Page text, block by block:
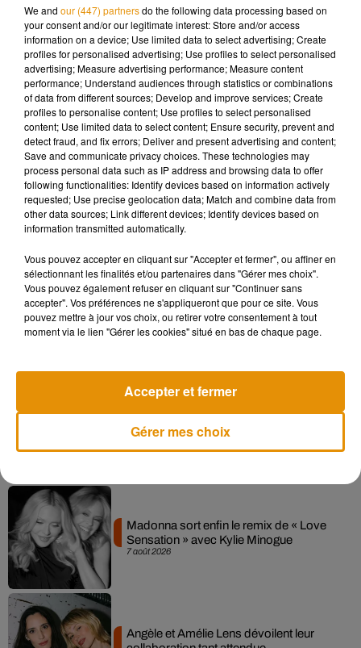
qui, en réalité, ne sont que des délires psychotiques(...) ».
Des mots durs (dont l'intégralité est à lire ci-dessous) qui
témoignent de la colère de la chanteuse. Et pour cause,
l'interprète de "Je serai ta meilleure amie" a toujours été
plutôt discrète sur sa vie privée. On lui a connu une idylle
avec le chanteur Garou. Mais depuis peu,c’est avec l’acteur
franco-américain Roby Schinasi queLoriefile le partait
amour. Une relation qu’elle avait brièvement évoquée en
avril dernier lors d’un entretien accordé à un magazine
français.
7 août 2026
Madonna sort enfin le remix de « Love
Sensation » avec Kylie Minogue
Angèle et Amélie Lens dévoilent leur
We and our (447) partnersdo the following data processing based on
your consent and/or our legitimate interest: Store and/or access
information on a device; Use limited data to select advertising; Create
profiles for personalised advertising; Use profiles to select personalised
advertising; Measure advertising performance; Measure content
performance; Understand audiences through statistics or combinations
of data from different sources; Develop and improve services; Create
profiles to personalise content; Use profiles to select personalised
content; Use limited data to select content; Ensure security, prevent and
detect fraud, and fix errors; Deliver and present advertising and content;
Save and communicate privacy choices. These technologies may
process personal data such as IP address and browsing data to offer
following functionalities: Identify devices based on information actively
requested; Use precise geolocation data; Match and combine data from
other data sources; Link different devices; Identify devices based on
information transmitted automatically.
Vous pouvez accepter en cliquant sur "Accepter et fermer", ou affiner en
sélectionnant les finalités et/ou partenaires dans "Gérer mes choix".
Vous pouvez également refuser en cliquant sur "Continuer sans
accepter". Vos préférences ne s'appliqueront que pour ce site. Vous
pouvez mettre à jour vos choix, ou retirer votre consentement à tout
moment via le lien "Gérer les cookies" situé en bas de chaque page.
Gérer mes choix
Accepter et fermer